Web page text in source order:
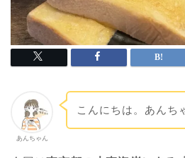
あんちゃん
こんにちは。あんち